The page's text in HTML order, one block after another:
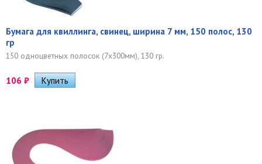
Бумага для квиллинга, свинец, ширина 7 мм, 150 полос, 130
гр
150 одноцветных полосок (7х300мм), 130 гр.
106 ₽